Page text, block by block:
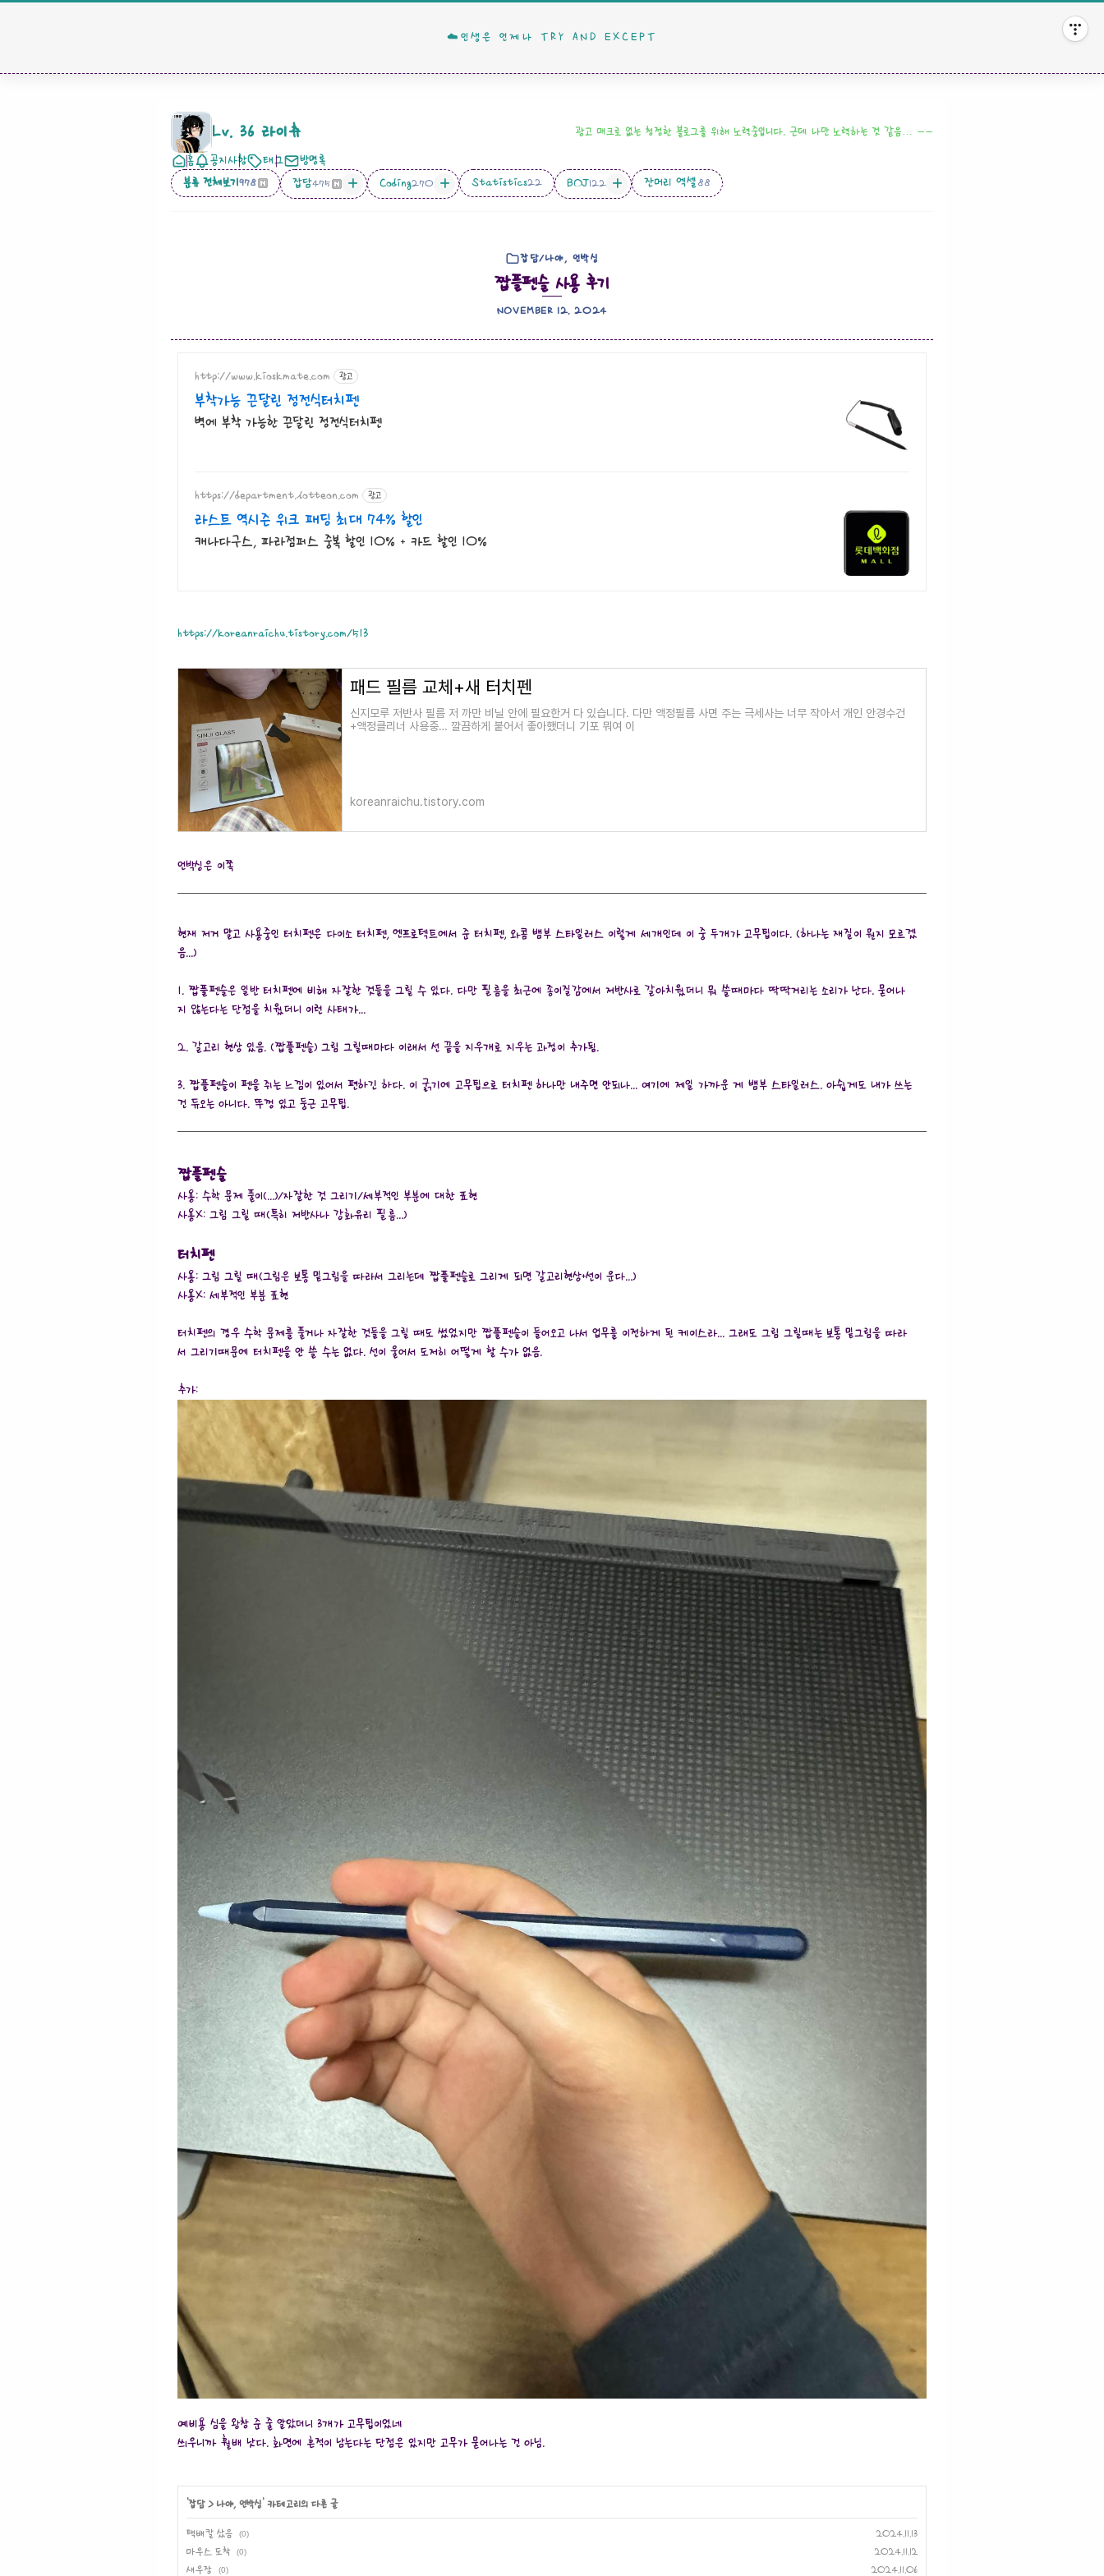
☁️인생은 언제나 TRY AND EXCEPT
Lv. 36 라이츄 광고 매크로 없는 청정한 블로그를 위해 노력중입니다. 근데 나만 노력하는 것 같음… ㅡㅡ
홈 공지사항 태그
방명록
분류 전체보기978 잡담475 Coding270 Statistics22 BOJ122 잔머리 엑셀88
잡담/나야, 언박싱
짭플펜슬 사용 후기
NOVEMBER 12. 2024
http://www.kioskmate.com 광고
부착가능 끈달린 정전식터치펜
벽에 부착 가능한 끈달린 정전식터치펜
https://department.lotteon.com 광고
라스트 역시즌 위크 패딩 최대 74% 할인
캐나다구스, 파라점퍼스 중복 할인 10% + 카드 할인 10%
https://koreanraichu.tistory.com/513
패드 필름 교체+새 터치펜
신지모루 저반사 필름 저 까만 비닐 안에 필요한거 다 있습니다. 다만 액정필름 사면 주는 극세사는 너무 작아서 개인 안경수건
+액정클리너 사용중… 깔끔하게 붙어서 좋아했더니 기포 뭐여 이
koreanraichu.tistory.com
언박싱은 이쪽
현재 저거 말고 사용중인 터치펜은 다이소 터치펜, 엔프로텍트에서 준 터치펜, 와콤 뱀부 스타일러스 이렇게 세개인데 이 중 두개가 고무팁이다. (하나는 재질이 뭔지 모르겠
음...)
1. 짭플펜슬은 일반 터치펜에 비해 자잘한 것들을 그릴 수 있다. 다만 필름을 최근에 종이질감에서 저반사로 갈아치웠더니 뭐 쓸때마다 딱딱거리는 소리가 난다. 묻어나
지 않는다는 단점을 치웠더니 이런 사태가...
2. 갈고리 현상 있음. (짭플펜슬) 그림 그릴때마다 이래서 선 끝을 지우개로 지우는 과정이 추가됨.
3. 짭플펜슬이 펜을 쥐는 느낌이 있어서 편하긴 하다. 이 굵기에 고무팁으로 터치펜 하나만 내주면 안되나... 여기에 제일 가까운 게 뱀부 스타일러스. 아쉽게도 내가 쓰는
건 듀오는 아니다. 뚜껑 있고 둥근 고무팁.
짭플펜슬
사용: 수학 문제 풀이(...)/자잘한 것 그리기/세부적인 부분에 대한 표현
사용X: 그림 그릴 때(특히 저반사나 강화유리 필름...)
터치펜
사용: 그림 그릴 때(그림은 보통 밑그림을 따라서 그리는데 짭플펜슬로 그리게 되면 갈고리현상+선이 운다...)
사용X: 세부적인 부분 표현
터치펜의 경우 수학 문제를 풀거나 자잘한 것들을 그릴 때도 썼었지만 짭플펜슬이 들어오고 나서 업무를 이전하게 된 케이스라... 그래도 그림 그릴때는 보통 밑그림을 따라
서 그리기때문에 터치펜을 안 쓸 수는 없다. 선이 울어서 도저히 어떻게 할 수가 없음.
추가:
예비용 심을 왕창 준 줄 알았더니 3개가 고무팁이었네
씌우니까 훨배 낫다. 화면에 흔적이 남는다는 단점은 있지만 고무가 묻어나는 건 아님.
'잡담> 나야, 언박싱' 카테고리의 다른 글
택배칼 샀음
(0) 2024.11.13
마우스 도착 (0) 2024.11.12
새우장 (0) 2024.11.06